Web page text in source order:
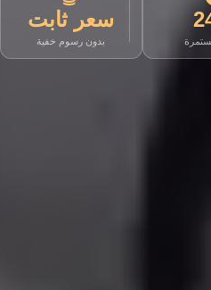
سعر ثابت
بدون رسوم خفية